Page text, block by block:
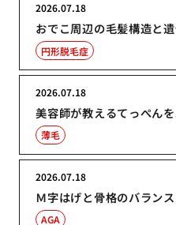
おでこ周辺の毛髪構造と
2026.07.18
円形脱毛症
美容師が教えるてっぺん
2026.07.18
薄毛
Ｍ字はげと骨格のバラン
2026.07.18
AGA